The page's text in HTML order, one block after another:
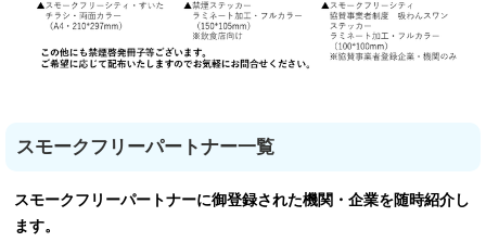
スモークフリーパートナー一覧
スモークフリーパートナーに御登録された機関・企業を随時紹介し
ます。